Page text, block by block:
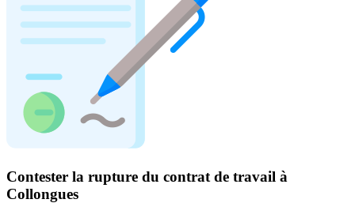
Contester la rupture du contrat de travail à
Collongues